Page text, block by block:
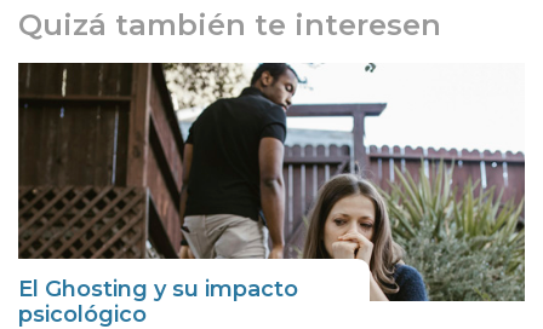
Quizá también te interesen
El Ghosting y su impacto
psicológico